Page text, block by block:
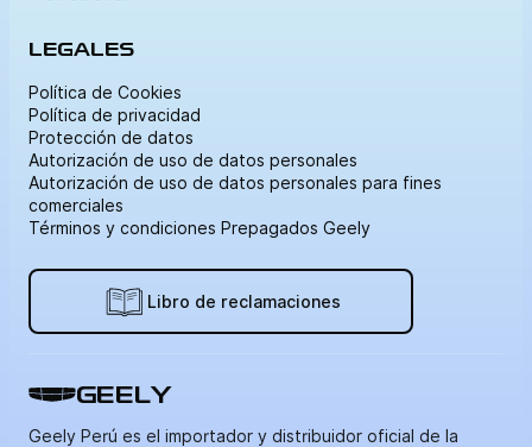
LEGALES
Política de Cookies
Política de privacidad
Protección de datos
Autorización de uso de datos personales
Autorización de uso de datos personales para fines
comerciales
Términos y condiciones Prepagados Geely
Libro de reclamaciones
GEELY
Geely Perú es el importador y distribuidor oficial de la